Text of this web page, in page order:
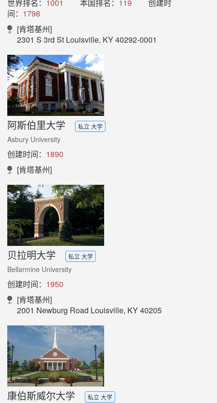
世界排名： 1001 本国排名： 119
创建时
间： 1798
[肯塔基州]
2301 S 3rd St Louisville, KY 40292-0001
阿斯伯里大学 私立 大学
Asbury University
创建时间： 1890
[肯塔基州]
贝拉明大学 私立 大学
Bellarmine University
创建时间： 1950
[肯塔基州]
2001 Newburg Road Louisville, KY 40205
康伯斯威尔大学 私立 大学